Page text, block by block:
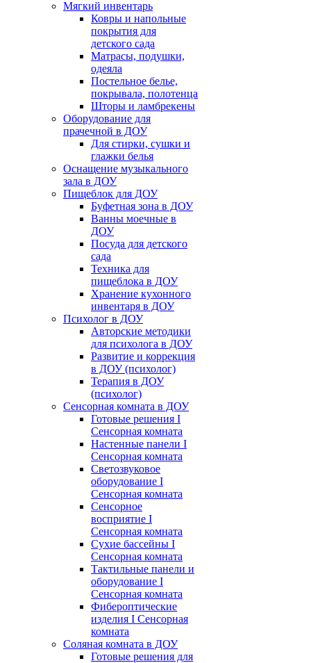
Мягкий инвентарь
Ковры и напольные
покрытия для
детского сада
Матрасы, подушки,
одеяла
Постельное белье,
покрывала, полотенца
Шторы и ламбрекены
Оборудование для
прачечной в ДОУ
Для стирки, сушки и
глажки белья
Оснащение музыкального
зала в ДОУ
Пищеблок для ДОУ
Буфетная зона в ДОУ
Ванны моечные в
ДОУ
Посуда для детского
сада
Техника для
пищеблока в ДОУ
Хранение кухонного
инвентаря в ДОУ
Психолог в ДОУ
Авторские методики
для психолога в ДОУ
Развитие и коррекция
в ДОУ (психолог)
Терапия в ДОУ
(психолог)
Сенсорная комната в ДОУ
Готовые решения I
Сенсорная комната
Настенные панели I
Сенсорная комната
Светозвуковое
оборудование I
Сенсорная комната
Сенсорное
восприятие I
Сенсорная комната
Сухие бассейны I
Сенсорная комната
Тактильные панели и
оборудование I
Сенсорная комната
Фибероптические
изделия I Сенсорная
комната
Соляная комната в ДОУ
Готовые решения для